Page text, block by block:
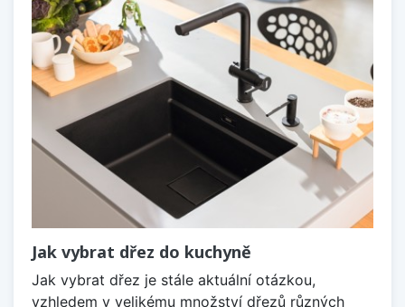
Jak vybrat dřez do kuchyně
Jak vybrat dřez je stále aktuální otázkou,
vzhledem v velikému množství dřezů různých